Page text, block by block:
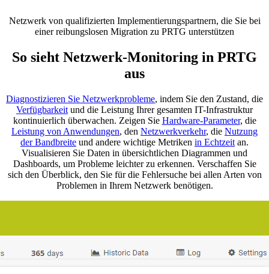
Netzwerk von qualifizierten Implementierungspartnern, die Sie bei
einer reibungslosen Migration zu PRTG unterstützen
So sieht Netzwerk-Monitoring in PRTG
aus
Diagnostizieren Sie Netzwerkprobleme, indem Sie den Zustand, die
Verfügbarkeit und die Leistung Ihrer gesamten IT-Infrastruktur
kontinuierlich überwachen. Zeigen Sie Hardware-Parameter, die
Leistung von Anwendungen, den Netzwerkverkehr, die Nutzung
der Bandbreite und andere wichtige Metriken in Echtzeit an.
Visualisieren Sie Daten in übersichtlichen Diagrammen und
Dashboards, um Probleme leichter zu erkennen. Verschaffen Sie
sich den Überblick, den Sie für die Fehlersuche bei allen Arten von
Problemen in Ihrem Netzwerk benötigen.